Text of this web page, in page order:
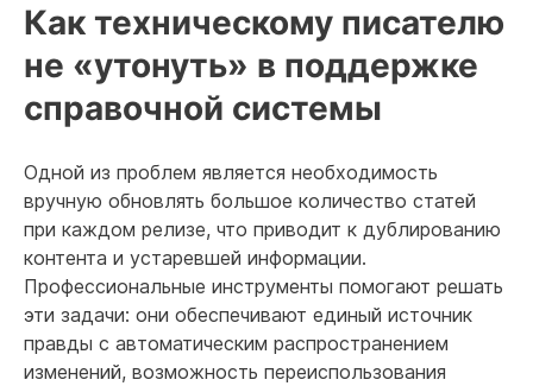
Как техническому писателю
не «утонуть» в поддержке
справочной системы
Одной из проблем является необходимость
вручную обновлять большое количество статей
при каждом релизе, что приводит к дублированию
контента и устаревшей информации.
Профессиональные инструменты помогают решать
эти задачи: они обеспечивают единый источник
правды с автоматическим распространением
изменений, возможность переиспользования